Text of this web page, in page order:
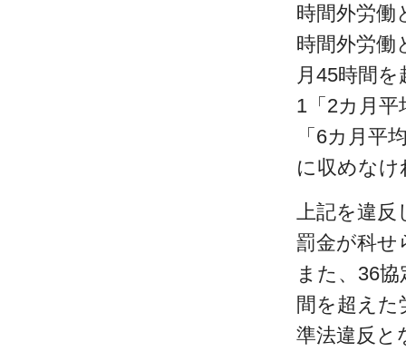
時間外労働
時間外労働
月45時間
1「2カ月平
「6カ月平
に収めな
上記を違反
罰金が科せ
また、36
間を超えた
準法違反と